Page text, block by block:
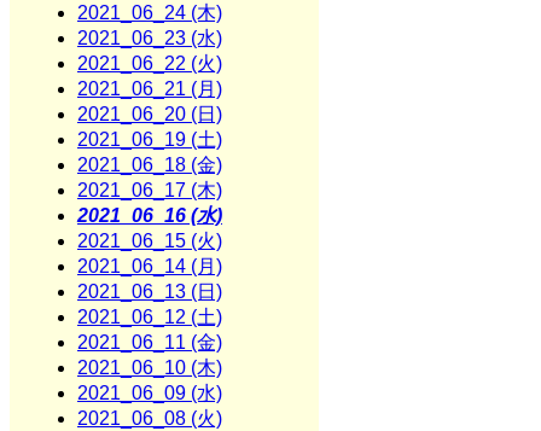
2021_06_24 (木)
2021_06_23 (水)
2021_06_22 (火)
2021_06_21 (月)
2021_06_20 (日)
2021_06_19 (土)
2021_06_18 (金)
2021_06_17 (木)
2021_06_16 (水)
2021_06_15 (火)
2021_06_14 (月)
2021_06_13 (日)
2021_06_12 (土)
2021_06_11 (金)
2021_06_10 (木)
2021_06_09 (水)
2021_06_08 (火)